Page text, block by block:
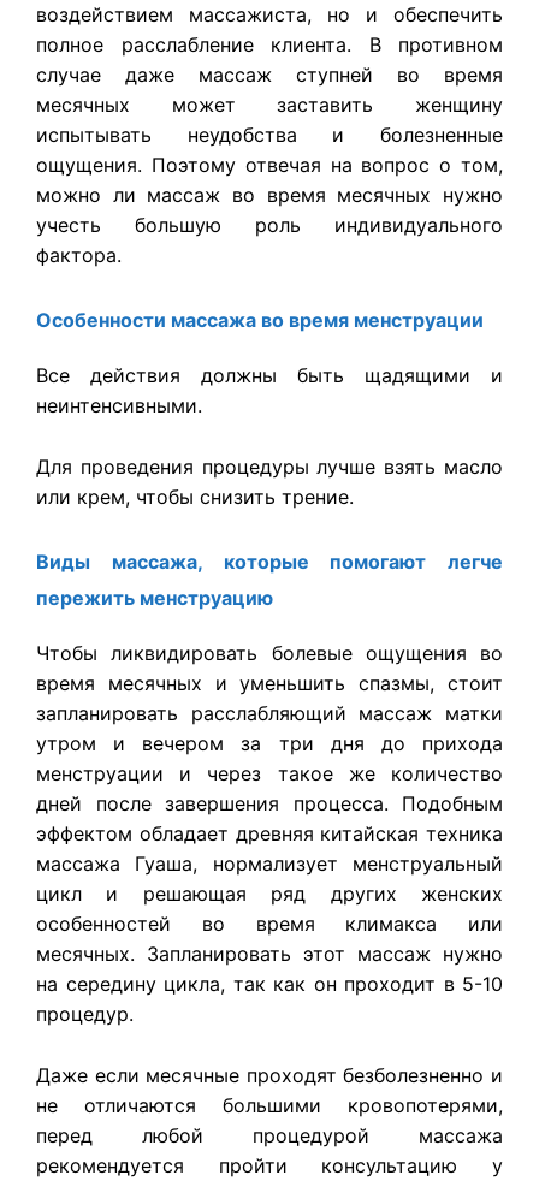
воздействием массажиста, но и обеспечить
полное расслабление клиента. В противном
случае даже массаж ступней во время
месячных может заставить женщину
испытывать неудобства и болезненные
ощущения. Поэтому отвечая на вопрос о том,
можно ли массаж во время месячных нужно
учесть большую роль индивидуального
фактора.
Особенности массажа во время менструации
Все действия должны быть щадящими и
неинтенсивными.
Для проведения процедуры лучше взять масло
или крем, чтобы снизить трение.
Виды массажа, которые помогают легче
пережить менструацию
Чтобы ликвидировать болевые ощущения во
время месячных и уменьшить спазмы, стоит
запланировать расслабляющий массаж матки
утром и вечером за три дня до прихода
менструации и через такое же количество
дней после завершения процесса. Подобным
эффектом обладает древняя китайская техника
массажа Гуаша, нормализует менструальный
цикл и решающая ряд других женских
особенностей во время климакса или
месячных. Запланировать этот массаж нужно
на середину цикла, так как он проходит в 5-10
процедур.
Даже если месячные проходят безболезненно и
не отличаются большими кровопотерями,
перед любой процедурой массажа
рекомендуется пройти консультацию у